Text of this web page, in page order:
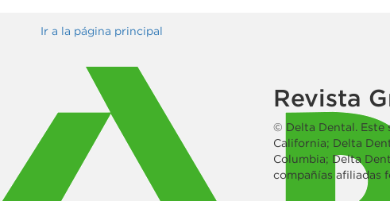
Ir a la página principal
Revista
© Delta Dental. Este
California; Delta
Columbia; Delta
compañías afiliadas